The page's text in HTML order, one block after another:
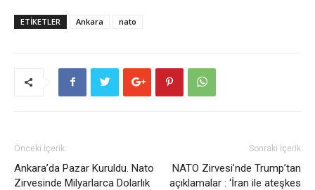
ETİKETLER Ankara nato
Önceki İçerik
Ankara’da Pazar Kuruldu. Nato
Zirvesinde Milyarlarca Dolarlık
Sonraki İçerik
NATO Zirvesi’nde Trump’tan
açıklamalar : ‘İran ile ateşkes